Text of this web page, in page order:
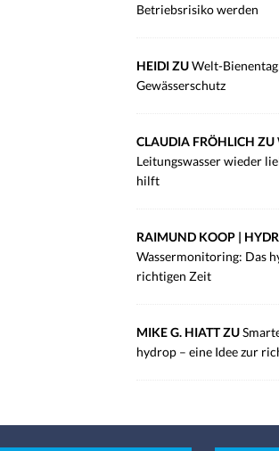
Betriebsrisiko werden
HEIDI ZUWelt-
Gewässerschutz
CLAUDIA FRÖHLICH ZU
Leitungswasser wieder
hilft
RAIMUND KOOP |
Wassermonitoring: Das
richtigen Zeit
MIKE G. HIATT ZU
hydrop – eine Idee zur